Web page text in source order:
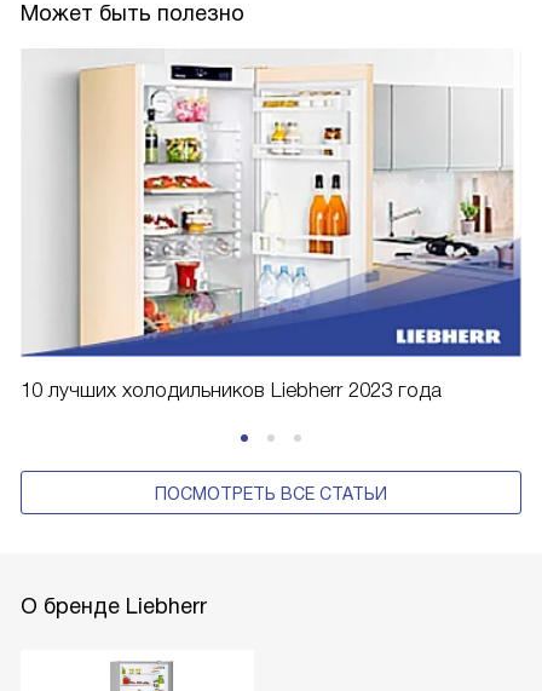
Может быть полезно
10 лучших холодильников Liebherr 2023 года
ПОСМОТРЕТЬ ВСЕ СТАТЬИ
О бренде Liebherr